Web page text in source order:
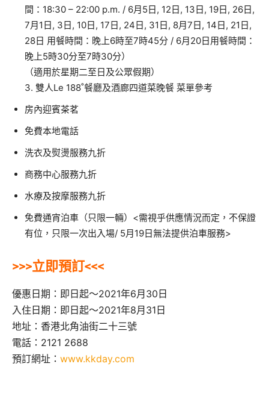
間：18:30 – 22:00 p.m. / 6月5日, 12日, 13日, 19日, 26日,
7月1日, 3日, 10日, 17日, 24日, 31日, 8月7日, 14日, 21日,
28日 用餐時間：晚上6時至7時45分 / 6月20日用餐時間：
晚上5時30分至7時30分）
（適用於星期二至日及公眾假期）
3. 雙人Le 188˚餐廳及酒廊四道菜晚餐 菜單參考
房內迎賓茶茗
免費本地電話
洗衣及熨燙服務九折
商務中心服務九折
水療及按摩服務九折
免費通宵泊車（只限一輛）<需視乎供應情況而定，不保證
有位，只限一次出入場/ 5月19日無法提供泊車服務>
>>>立即預訂<<<
優惠日期：即日起～2021年6月30日
入住日期：即日起～2021年8月31日
地址：香港北角油街二十三號
電話：2121 2688
預訂網址： www.kkday.com